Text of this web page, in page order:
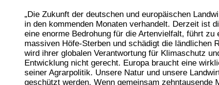
„Die Zukunft der deutschen und europäischen
in den kommenden Monaten verhandelt. Derzeit ist
eine enorme Bedrohung für die Artenvielfalt, führt zu
massiven Höfe-Sterben und schädigt die ländlichen
wird ihrer globalen Verantwortung für Klimaschutz
Entwicklung nicht gerecht. Europa braucht eine
seiner Agrarpolitik. Unsere Natur und unsere
geschützt werden. Wenn gemeinsam zehntausende